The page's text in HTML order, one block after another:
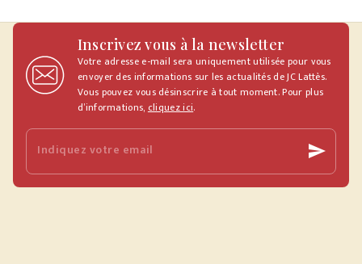
Inscrivez vous à la newsletter
Votre adresse e-mail sera uniquement utilisée pour vous
envoyer des informations sur les actualités de JC Lattès.
Vous pouvez vous désinscrire à tout moment. Pour plus
d’informations, cliquez ici.
Indiquez votre email send